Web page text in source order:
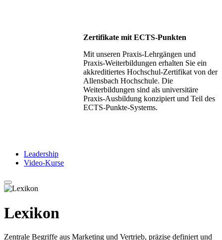
Zertifikate mit ECTS-Punkten
Mit unseren Praxis-Lehrgängen und
Praxis-Weiterbildungen erhalten Sie ein
akkreditiertes Hochschul-Zertifikat von der
Allensbach Hochschule. Die
Weiterbildungen sind als universitäre
Praxis-Ausbildung konzipiert und Teil des
ECTS-Punkte-Systems.
Leadership
Video-Kurse
Lexikon
Zentrale Begriffe aus Marketing und Vertrieb, präzise definiert und